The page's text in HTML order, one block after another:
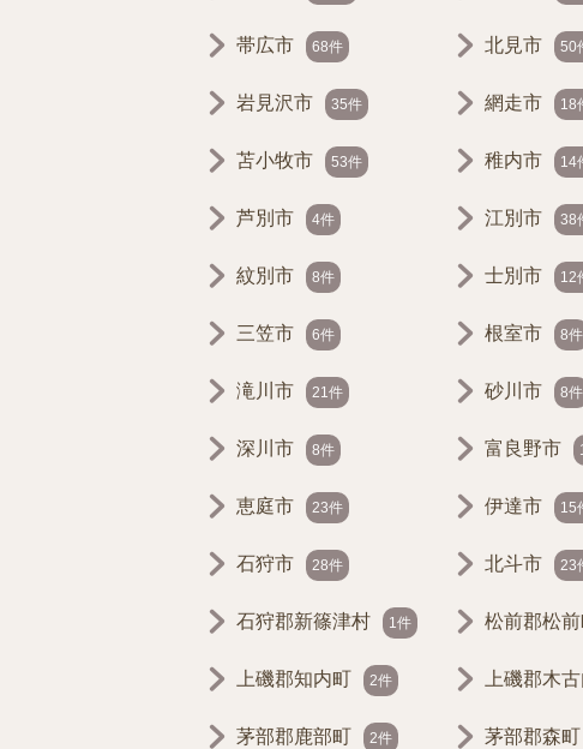
帯広市 68件 北見市 50
岩見沢市 35件 網走市 18
苫小牧市 53件 稚内市 14
芦別市 4件 江別市 38
紋別市 8件 士別市 12
三笠市 6件 根室市 8件
滝川市 21件 砂川市 8件
深川市 8件 富良野市
恵庭市 23件 伊達市 15
石狩市 28件 北斗市 23
石狩郡新篠津村 1件 松前郡松
上磯郡知内町 2件 上磯郡木
茅部郡鹿部町 2件 茅部郡森町